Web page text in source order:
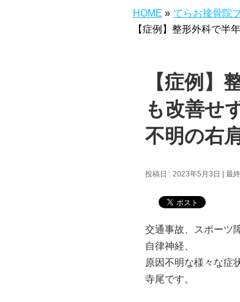
HOME » てらお接骨院
【症例】整形外科で半
【症例】
も改善せ
不明の右
投稿日 : 2023年5月3日 最
交通事故、スポーツ
自律神経、
原因不明な様々な症
寺尾です。